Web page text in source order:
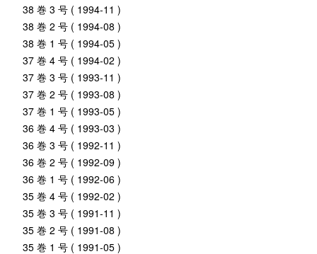
38 巻 3 号 ( 1994-11 )
38 巻 2 号 ( 1994-08 )
38 巻 1 号 ( 1994-05 )
37 巻 4 号 ( 1994-02 )
37 巻 3 号 ( 1993-11 )
37 巻 2 号 ( 1993-08 )
37 巻 1 号 ( 1993-05 )
36 巻 4 号 ( 1993-03 )
36 巻 3 号 ( 1992-11 )
36 巻 2 号 ( 1992-09 )
36 巻 1 号 ( 1992-06 )
35 巻 4 号 ( 1992-02 )
35 巻 3 号 ( 1991-11 )
35 巻 2 号 ( 1991-08 )
35 巻 1 号 ( 1991-05 )